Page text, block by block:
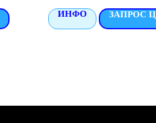
ИНФО ЗАПРОС